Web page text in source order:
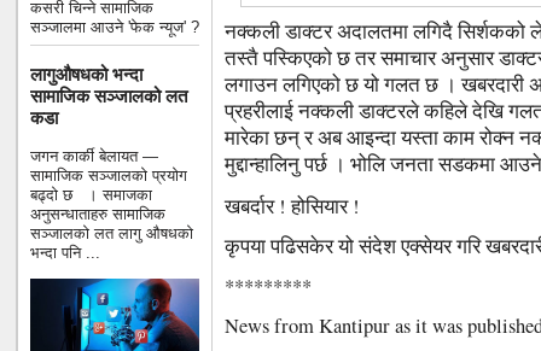
कसरी चिन्ने सामाजिक
सञ्जालमा आउने 'फेक न्यूज' ?
लागुऔषधको भन्दा
सामाजिक सञ्जालको लत
कडा
जगन कार्की बेलायत —
सामाजिक सञ्जालको प्रयोग
बढ्दो छ । समाजका
अनुसन्धाताहरु सामाजिक
सञ्जालको लत लागु औषधको
भन्दा पनि ...
नक्कली डाक्टर अदालतमा लगिदै
तस्तै पस्किएको छ तर समाचार अनुसार
लगाउन लगिएको छ यो गलत छ । खबरदारी
प्रहरीलाई नक्कली डाक्टरले कहिले देखि
मारेका छन् र अब आइन्दा यस्ता काम रोक्न
मुद्दान्हालिनु पर्छ । भोलि जनता सडकमा
खबर्दार ! होसियार !
कृपया पढिसकेर यो संदेश एक्सेयर गरि
*********
News from Kantipur as it was